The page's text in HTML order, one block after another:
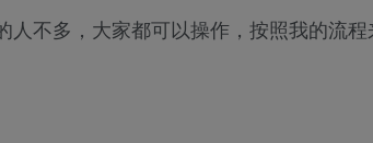
不多，大家都可以操作，按照我的流程